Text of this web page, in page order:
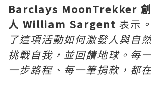
Barclays MoonTrekker
人 William Sargent 表示
了這項活動如何激發人與自
挑戰自我，並回饋地球。每
一步路程、每一筆捐款，都